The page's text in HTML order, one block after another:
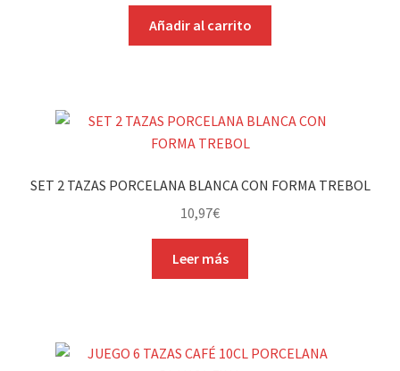
Añadir al carrito
SET 2 TAZAS PORCELANA BLANCA CON FORMA TREBOL
10,97€
Leer más